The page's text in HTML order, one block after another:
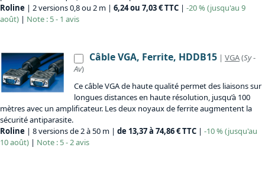
Roline | 2 versions 0,8 ou 2 m | 6,24 ou 7,03 € TTC | -20 % (jusqu'au 9
août) | Note : 5 - 1 avis
Câble VGA, Ferrite, HDDB15 | VGA(Sy-
Av)
Ce câble VGA de haute qualité permet des liaisons sur
longues distances en haute résolution, jusqu’à 100
mètres avec un amplificateur. Les deux noyaux de ferrite augmentent la
sécurité antiparasite.
Roline | 8 versions de 2 à 50 m | de 13,37 à 74,86 € TTC | -10 % (jusqu'au
10 août) | Note : 5 - 2 avis